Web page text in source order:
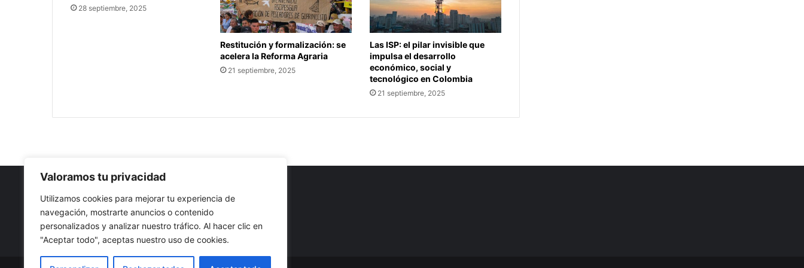
Valoramos tu privacidad
Utilizamos cookies para mejorar tu experiencia de
navegación, mostrarte anuncios o contenido
personalizados y analizar nuestro tráfico. Al hacer clic en
"Aceptar todo", aceptas nuestro uso de cookies.
28 septiembre, 2025
Restitución y formalización: se
acelera la Reforma Agraria
21 septiembre, 2025
Las ISP: el pilar invisible que
impulsa el desarrollo
económico, social y
tecnológico en Colombia
21 septiembre, 2025
Nuestro propósito: Compartir opinión, actualidad y noticias
con la mejor calidad y sin censura.